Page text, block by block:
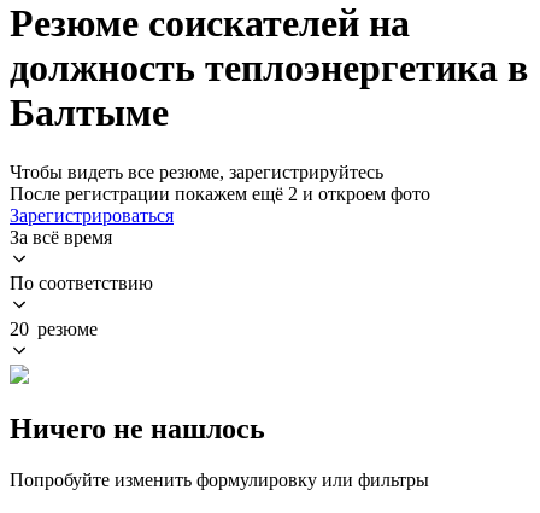
Резюме соискателей на
должность теплоэнергетика в
Балтыме
Чтобы видеть все резюме, зарегистрируйтесь
После регистрации покажем ещё 2 и откроем фото
Зарегистрироваться
За всё время
По соответствию
20 резюме
Ничего не нашлось
Попробуйте изменить формулировку или фильтры